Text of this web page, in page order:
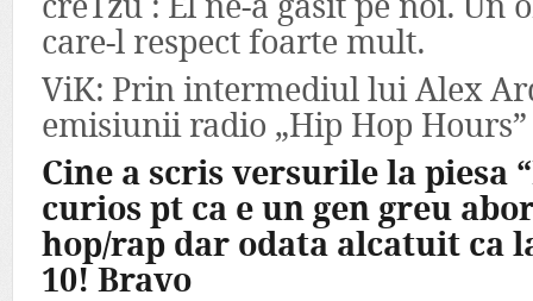
care-l respect foarte mult.
ViK: Prin intermediul lui Alex
emisiunii radio „Hip Hop Hours”
Cine a scris versurile la piesa
curios pt ca e un gen greu
hop/rap dar odata alcatuit ca
10! Bravo